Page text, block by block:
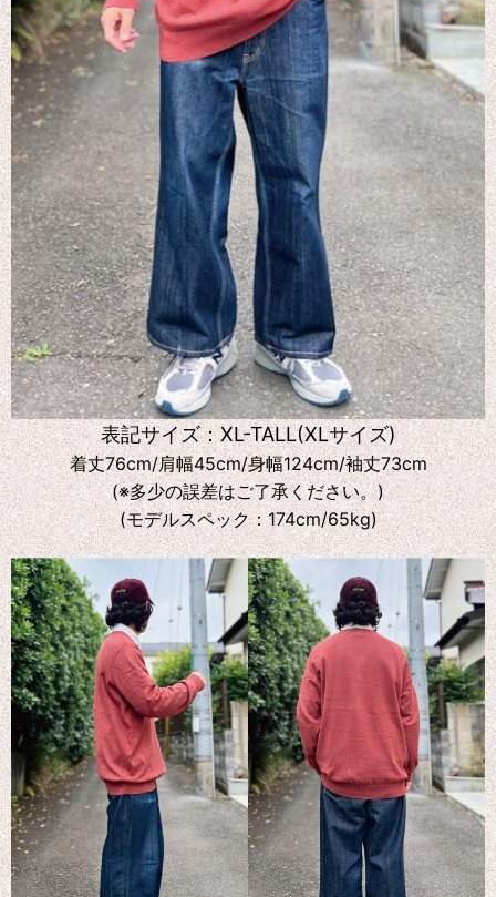
表記サイズ：XL-TALL(XLサイズ)
着丈76cm/肩幅45cm/身幅124cm/袖丈73cm
(※多少の誤差はご了承ください。)
(モデルスペック：174cm/65kg)